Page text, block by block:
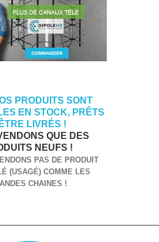
PRODUITS SONT
EN STOCK, PRÊTS
LIVRÉS !
QUE DES
NEUFS !
PAS DE PRODUIT
(USAGÉ) COMME LES
CHAINES !